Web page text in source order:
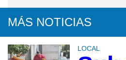
MÁS NOTICIAS
LOCAL